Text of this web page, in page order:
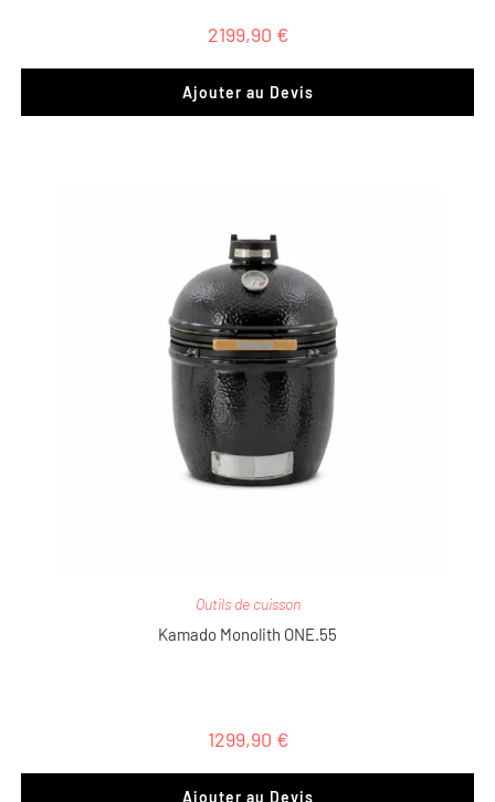
2199,90 €
Ajouter au Devis
Outils de cuisson
Kamado Monolith ONE.55
1299,90 €
Ajouter au Devis